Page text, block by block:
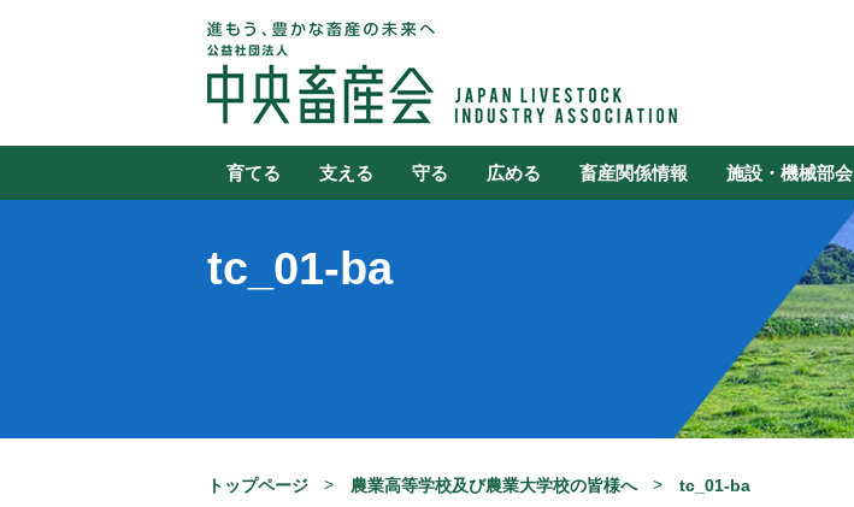
育てる 支える 守る 広める 畜産関係情報 施設・機械部会
tc_01-ba
トップページ 農業高等学校及び農業大学校の皆様へ tc_01-ba